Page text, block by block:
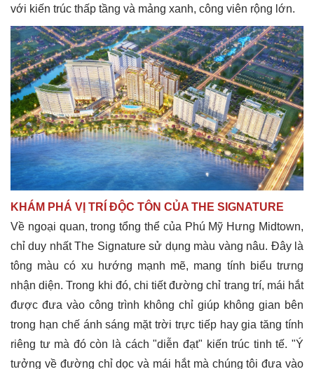
với kiến trúc thấp tầng và mảng xanh, công viên rộng lớn.
KHÁM PHÁ VỊ TRÍ ĐỘC TÔN CỦA THE SIGNATURE
Về ngoại quan, trong tổng thể của Phú Mỹ Hưng Midtown,
chỉ duy nhất The Signature sử dụng màu vàng nâu. Đây là
tông màu có xu hướng mạnh mẽ, mang tính biểu trưng
nhận diện. Trong khi đó, chi tiết đường chỉ trang trí, mái hắt
được đưa vào công trình không chỉ giúp không gian bên
trong hạn chế ánh sáng mặt trời trực tiếp hay gia tăng tính
riêng tư mà đó còn là cách "diễn đạt" kiến trúc tinh tế. "Ý
tưởng về đường chỉ dọc và mái hắt mà chúng tôi đưa vào